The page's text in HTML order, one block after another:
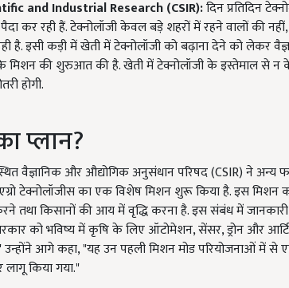
and Industrial Research (CSIR):दिन प्रतिदिन
कर रही हैं. टेक्नोलॉजी केवल बड़े शहरों में रहने वालों की
है. इसी कड़ी में खेती में टेक्नोलॉजी को बढ़ाना देने को लेकर
मिशन की शुरुआत की है. खेती में टेक्नोलॉजी के इस्तेमाल से न
होगी.
प्लान?
वैज्ञानिक और औद्योगिक अनुसंधान परिषद (CSIR) ने अन्य
टेक्नोलॉजीस का एक विशेष मिशन शुरू किया है. इस
तथा किसानों की आय में वृद्धि करना है. इस संबंध में जानकारी
को भविष्य में कृषि के लिए ऑटोमेशन, सेंसर, ड्रोन और
आगे कहा, "यह उन पहली मिशन मोड परियोजनाओं में
किया गया."